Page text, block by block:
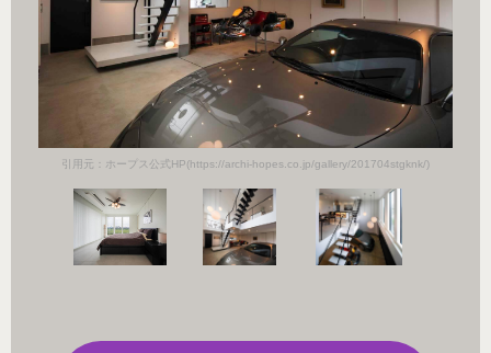
引用元：ホープス公式HP(https://archi-hopes.co.jp/gallery/201704stgknk/)